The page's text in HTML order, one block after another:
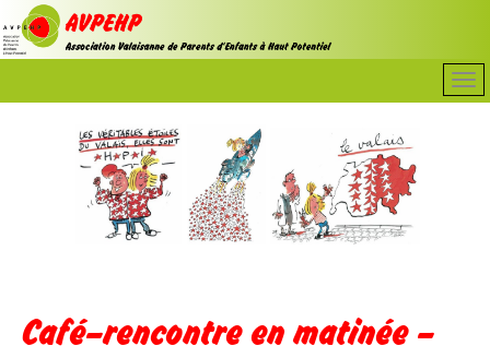
Café–rencontre en matinée –